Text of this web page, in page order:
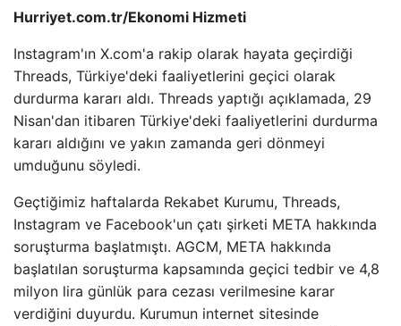
Hurriyet.com.tr/Ekonomi Hizmeti
Instagram'ın X.com'a rakip olarak hayata geçirdiği
Threads, Türkiye'deki faaliyetlerini geçici olarak
durdurma kararı aldı. Threads yaptığı açıklamada, 29
Nisan'dan itibaren Türkiye'deki faaliyetlerini durdurma
kararı aldığını ve yakın zamanda geri dönmeyi
umduğunu söyledi.
Geçtiğimiz haftalarda Rekabet Kurumu, Threads,
Instagram ve Facebook'un çatı şirketi META hakkında
soruşturma başlatmıştı. AGCM, META hakkında
başlatılan soruşturma kapsamında geçici tedbir ve 4,8
milyon lira günlük para cezası verilmesine karar
verdiğini duyurdu. Kurumun internet sitesinde